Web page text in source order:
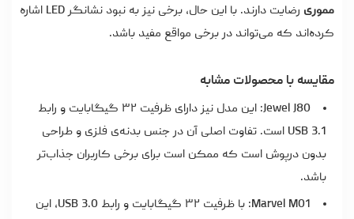
مموری
رضایت دارند. با این حال، برخی نیز به نبود نشانگر LED اشاره
کرده‌اند که می‌تواند در برخی مواقع مفید باشد.
مقایسه با محصولات مشابه
Jewel J80: این مدل نیز دارای ظرفیت ۳۲ گیگابایت و رابط
USB 3.1 است. تفاوت اصلی آن در جنس بدنه‌ی فلزی و طراحی
بدون درپوش است که ممکن است برای برخی کاربران جذاب‌تر
باشد.
Marvel M01: با ظرفیت ۳۲ گیگابایت و رابط USB 3.0، این